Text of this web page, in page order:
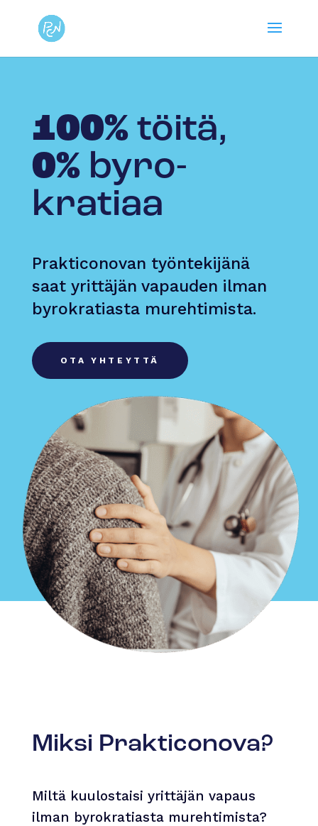
100%töitä,
0% byro­
kratiaa
Prakticonovan työntekijänä
saat yrittäjän vapauden ilman
byrokratiasta murehtimista.
OTA YHTEYTTÄ
Miksi Prakticonova?
Miltä kuulostaisi yrittäjän vapaus
ilman byrokratiasta murehtimista?